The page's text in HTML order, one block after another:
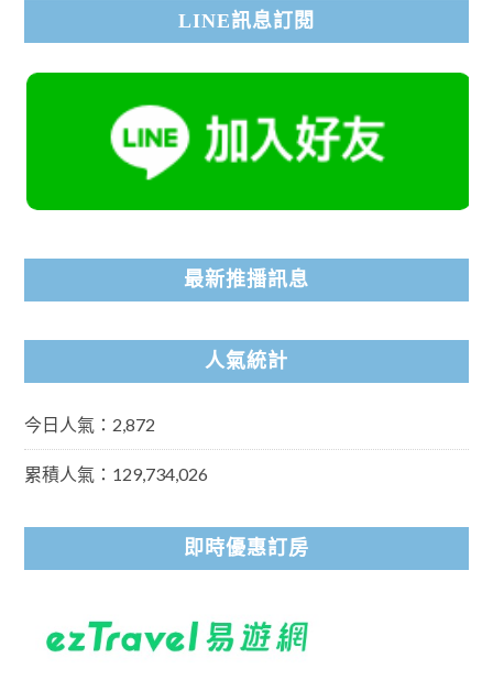
LINE訊息訂閱
最新推播訊息
人氣統計
今日人氣：2,872
累積人氣：129,734,026
即時優惠訂房